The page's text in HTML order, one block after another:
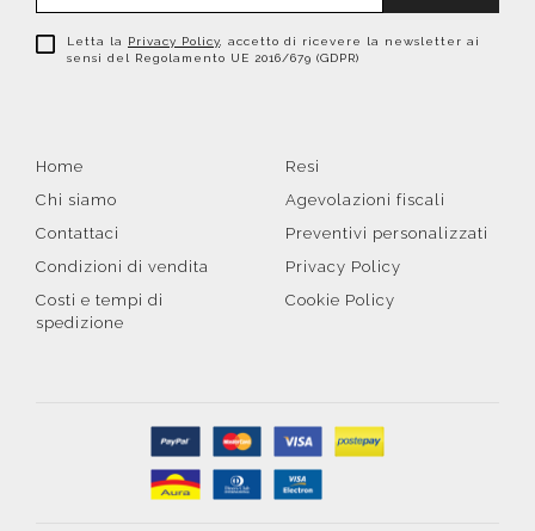
Letta la Privacy Policy , accetto di ricevere la newsletter ai
sensi del Regolamento UE 2016/679 (GDPR)
Home
Chi siamo
Contattaci
Condizioni di vendita
Costi e tempi di
spedizione
Resi
Agevolazioni fiscali
Preventivi personalizzati
Privacy Policy
Cookie Policy